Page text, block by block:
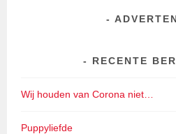
RECENTE
Wij houden van Corona niet…
Puppyliefde